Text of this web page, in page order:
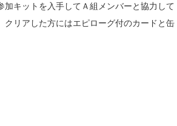
キットを入手してＡ組メンバーと協力して
リアした方にはエピローグ付のカードと缶